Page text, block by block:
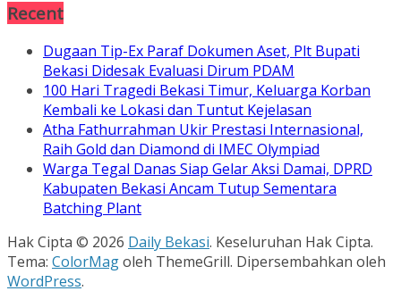
Recent
Dugaan Tip-Ex Paraf Dokumen Aset, Plt Bupati
Bekasi Didesak Evaluasi Dirum PDAM
100 Hari Tragedi Bekasi Timur, Keluarga Korban
Kembali ke Lokasi dan Tuntut Kejelasan
Atha Fathurrahman Ukir Prestasi Internasional,
Raih Gold dan Diamond di IMEC Olympiad
Warga Tegal Danas Siap Gelar Aksi Damai, DPRD
Kabupaten Bekasi Ancam Tutup Sementara
Batching Plant
Hak Cipta © 2026 Daily Bekasi. Keseluruhan Hak Cipta.
Tema: ColorMagoleh ThemeGrill. Dipersembahkan oleh
WordPress.